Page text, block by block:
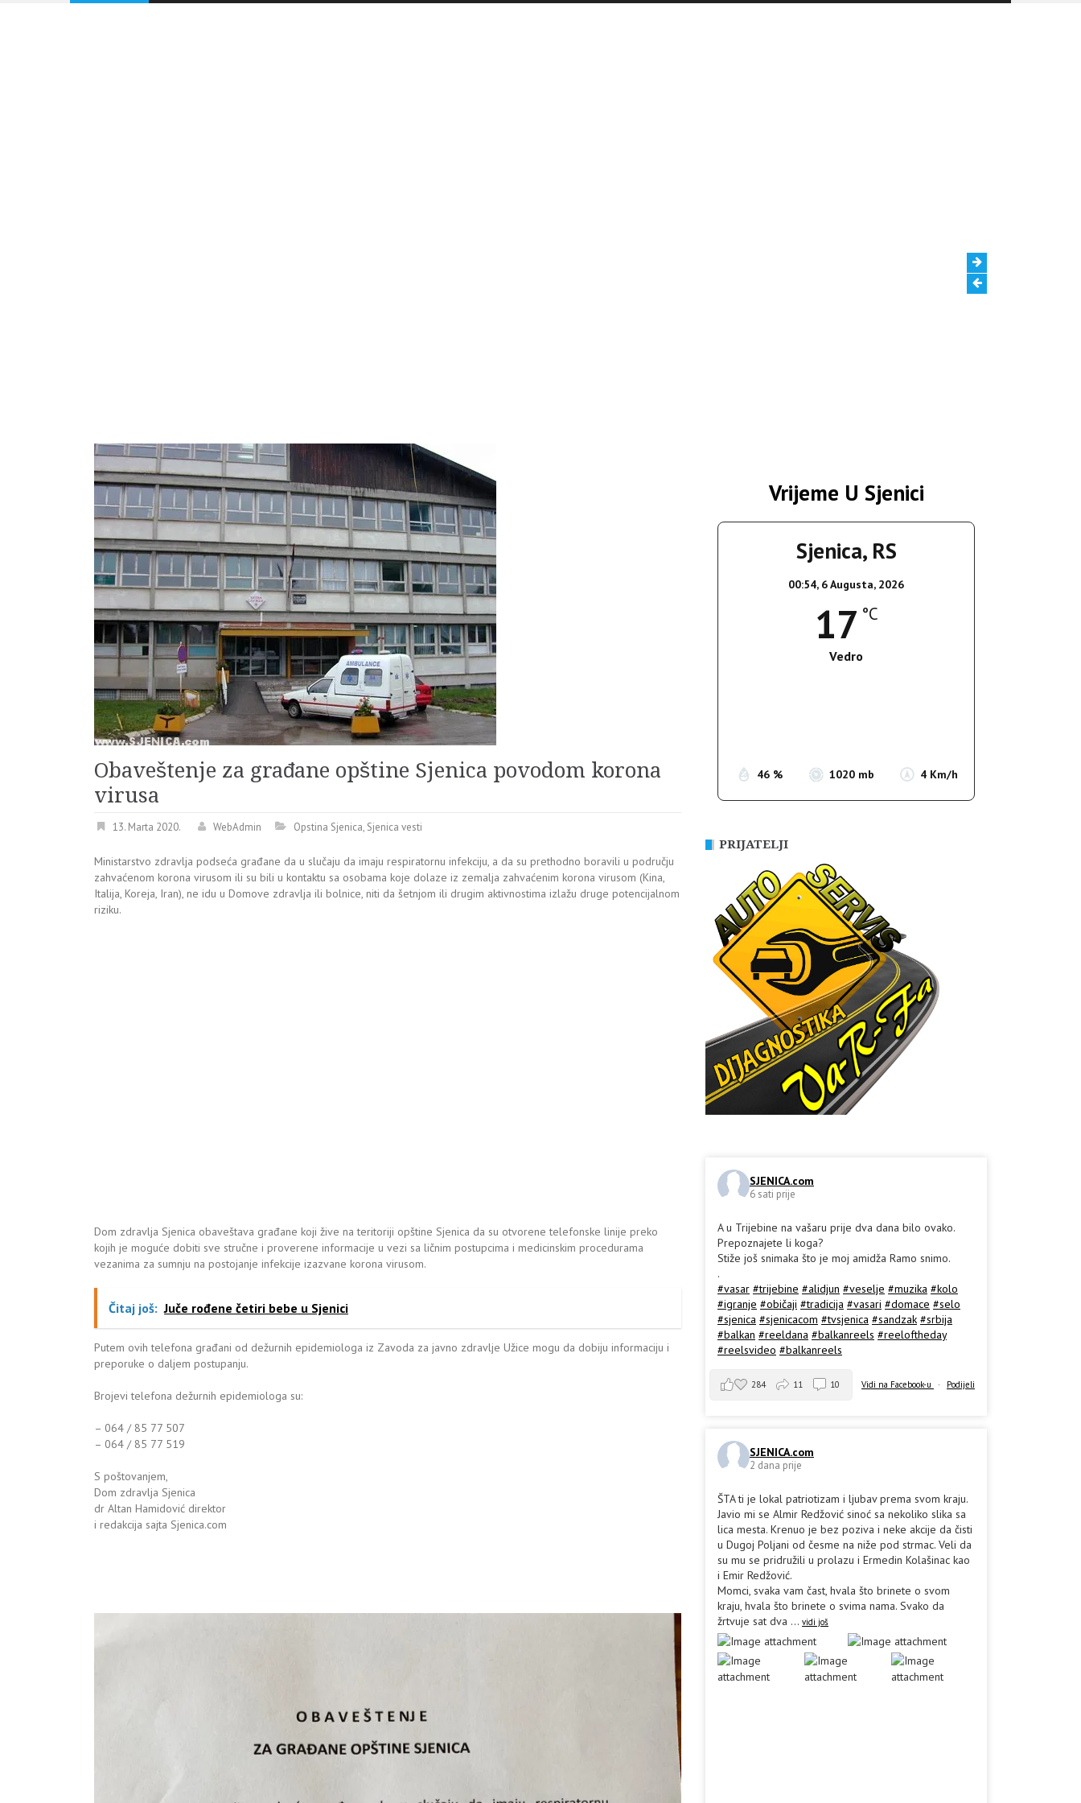
Obaveštenje za građane opštine Sjenica povodom korona
virusa
13. Marta 2020. WebAdmin Opstina Sjenica, Sjenica vesti
Ministarstvo zdravlja podseća građane da u slučaju da imaju respiratornu infekciju, a da su prethodno boravili u području
zahvaćenom korona virusom ili su bili u kontaktu sa osobama koje dolaze iz zemalja zahvaćenim korona virusom (Kina,
Italija, Koreja, Iran), ne idu u Domove zdravlja ili bolnice, niti da šetnjom ili drugim aktivnostima izlažu druge potencijalnom
riziku.
Dom zdravlja Sjenica obaveštava građane koji žive na teritoriji opštine Sjenica da su otvorene telefonske linije preko
kojih je moguće dobiti sve stručne i proverene informacije u vezi sa ličnim postupcima i medicinskim procedurama
vezanima za sumnju na postojanje infekcije izazvane korona virusom.
Čitaj još: Juče rođene četiri bebe u Sjenici
Putem ovih telefona građani od dežurnih epidemiologa iz Zavoda za javno zdravlje Užice mogu da dobiju informaciju i
preporuke o daljem postupanju.
Brojevi telefona dežurnih epidemiologa su:
– 064 / 85 77 507
– 064 / 85 77 519
S poštovanjem,
Dom zdravlja Sjenica
dr Altan Hamidović direktor
i redakcija sajta Sjenica.com
Vrijeme U Sjenici
Sjenica, RS
00:54, 6 Augusta, 2026
17 °C
Vedro
46 % 1020 mb 4 Km/h
PRIJATELJI
SJENICA.com
6 sati prije
A u Trijebine na vašaru prije dva dana bilo ovako.
Prepoznajete li koga?
Stiže još snimaka što je moj amidža Ramo snimo.
.
#vasar #trijebine #alidjun #veselje #muzika #kolo
#igranje #običaji #tradicija #vasari #domace #selo
#sjenica #sjenicacom #tvsjenica #sandzak #srbija
#balkan #reeldana #balkanreels #reeloftheday
#reelsvideo #balkanreels
Vidi na Facebook-u · Podijeli
284 11 10
SJENICA.com
2 dana prije
ŠTA ti je lokal patriotizam i ljubav prema svom kraju.
Javio mi se Almir Redžović sinoć sa nekoliko slika sa
lica mesta. Krenuo je bez poziva i neke akcije da čisti
u Dugoj Poljani od česme na niže pod strmac. Veli da
su mu se pridružili u prolazu i Ermedin Kolašinac kao
i Emir Redžović.
Momci, svaka vam čast, hvala što brinete o svom
kraju, hvala što brinete o svima nama. Svako da
žrtvuje sat dva ... vidi još